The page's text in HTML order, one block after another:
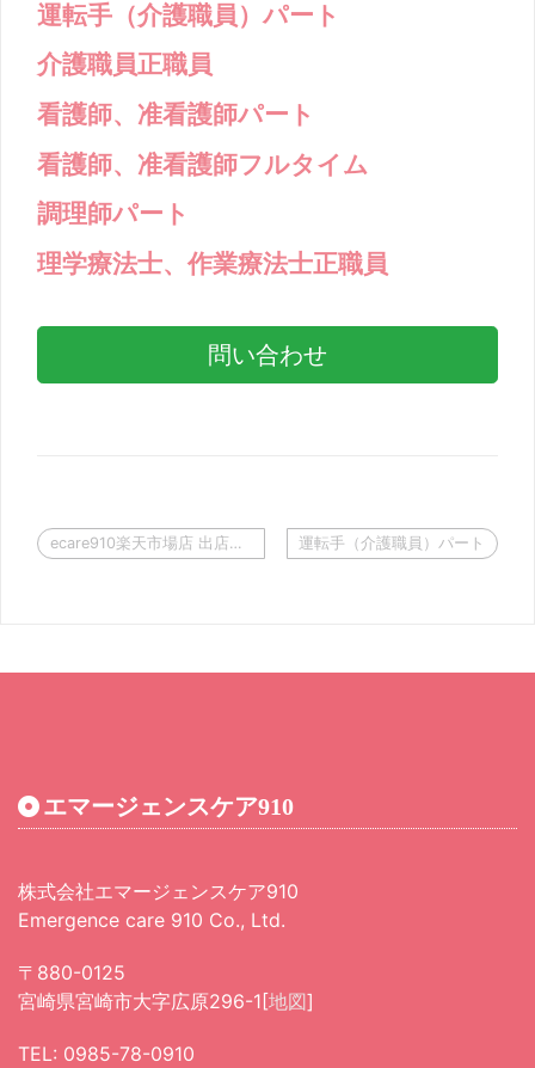
運転手（介護職員）パート
介護職員正職員
看護師、准看護師パート
看護師、准看護師フルタイム
調理師パート
理学療法士、作業療法士正職員
問い合わせ
投
ゲ
ecare910楽天市場店 出店のお知らせ 運転手（介護職員）パート
エマージェンスケア910
株式会社エマージェンスケア910
Emergence care 910 Co., Ltd.
〒880-0125
宮崎県宮崎市大字広原296-1[地図]
TEL: 0985-78-0910